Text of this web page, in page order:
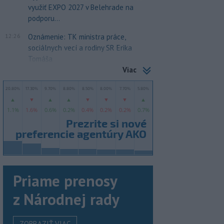
využiť EXPO 2027 v Belehrade na
podporu...
12:26
Oznámenie: TK ministra práce,
sociálnych vecí a rodiny SR Erika
Tomáša
Viac
Priame prenosy
z Národnej rady